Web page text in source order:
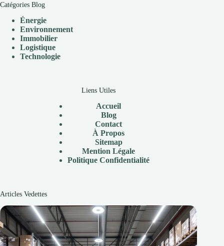
Catégories Blog
Énergie
Environnement
Immobilier
Logistique
Technologie
Liens Utiles
Accueil
Blog
Contact
À Propos
Sitemap
Mention Légale
Politique Confidentialité
Articles Vedettes